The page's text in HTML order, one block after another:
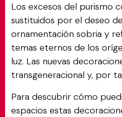
Los excesos del purismo
sustituidos por el deseo
ornamentación sobria y
temas eternos de los
luz. Las nuevas
transgeneracional y, por
Para descubrir cómo
espacios estas